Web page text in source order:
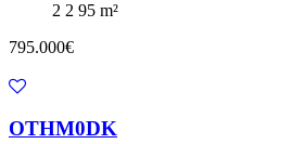
2 2 95 m²
795.000€
OTHM0DK